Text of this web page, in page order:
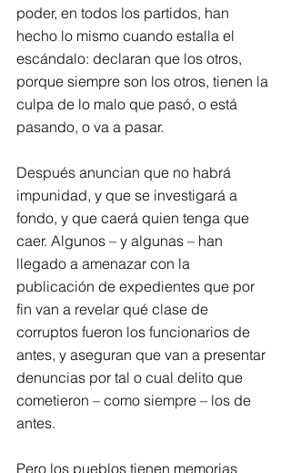
poder, en todos los partidos, han
hecho lo mismo cuando estalla el
escándalo: declaran que los otros,
porque siempre son los otros, tienen la
culpa de lo malo que pasó, o está
pasando, o va a pasar.
Después anuncian que no habrá
impunidad, y que se investigará a
fondo, y que caerá quien tenga que
caer. Algunos – y algunas – han
llegado a amenazar con la
publicación de expedientes que por
fin van a revelar qué clase de
corruptos fueron los funcionarios de
antes, y aseguran que van a presentar
denuncias por tal o cual delito que
cometieron – como siempre – los de
antes.
Pero los pueblos tienen memorias